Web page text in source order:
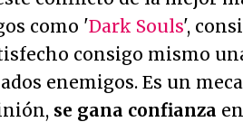
como 'Dark Souls',
consigo mismo
enemigos. Es un
se gana confianza